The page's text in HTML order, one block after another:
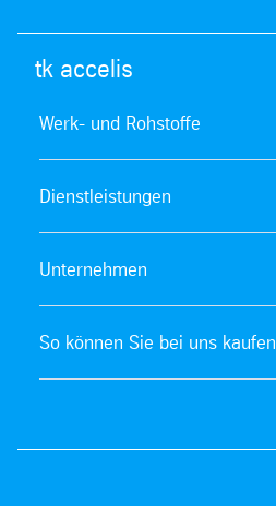
tk accelis
Werk- und Rohstoffe
Dienstleistungen
Unternehmen
So können Sie bei uns kaufen